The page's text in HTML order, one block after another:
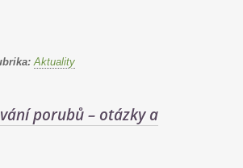
Aktuality
porubů – otázky a